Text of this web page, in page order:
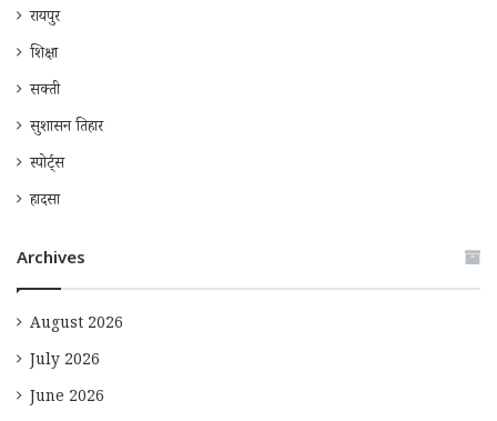
रायपुर
शिक्षा
सक्ती
सुशासन तिहार
स्पोर्ट्स
हादसा
Archives
August 2026
July 2026
June 2026